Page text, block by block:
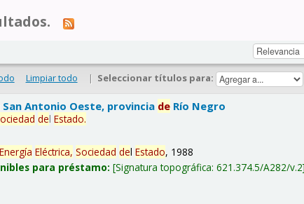
Limpiar todo | Seleccionar títulos para:
Antonio Oeste, provincia de Río Negro
delEstado.
Energía Eléctrica, Sociedad delEstado, 1988
para préstamo: Signatura topográfica:621.374.5/A282/v.2